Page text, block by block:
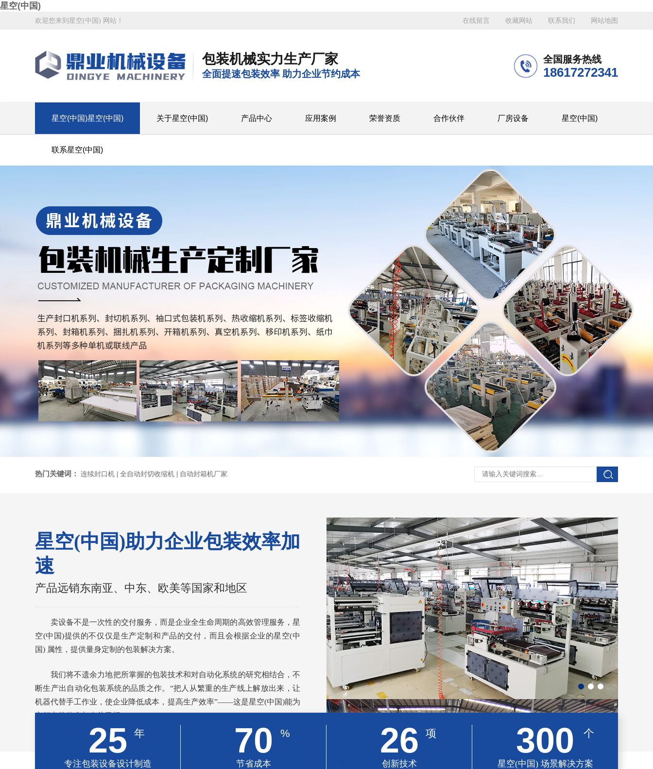
星空(中国)
在线留言 收藏网站 联系我们 网站地图
欢迎您来到星空(中国) 网站！
包装机械实力生产厂家
全面提速包装效率 助力企业节约成本
全国服务热线
18617272341
星空(中国)星空(中国) 关于星空(中国) 产品中心 应用案例 荣誉资质 合作伙伴 厂房设备 星空(中国)
联系星空(中国)
热门关键词： 连续封口机 全自动封切收缩机 自动封箱机厂家
星空(中国)助力企业包装效率加
速
产品远销东南亚、中东、欧美等国家和地区
卖设备不是一次性的交付服务，而是企业全生命周期的高效管理服务，星
空(中国)提供的不仅仅是生产定制和产品的交付，而且会根据企业的星空(中
国) 属性，提供量身定制的包装解决方案。
我们将不遗余力地把所掌握的包装技术和对自动化系统的研究相结合，不
断生产出自动化包装系统的品质之作。“把人从繁重的生产线上解放出来，让
机器代替手工作业，使企业降低成本，提高生产效率”——这是星空(中国)能为
之努力的使命与奋斗目标
25 年
专注包装设备设计制造
70 %
节省成本
26 项
创新技术
300 个
星空(中国) 场景解决方案